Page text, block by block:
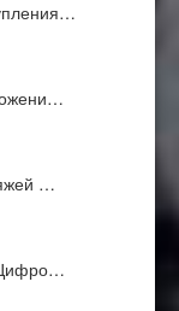
…
Цифро…